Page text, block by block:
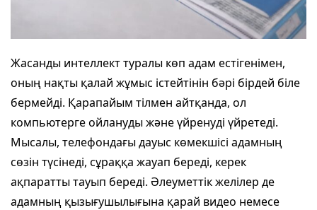
Жасанды интеллект туралы көп адам естігенімен,
оның нақты қалай жұмыс істейтінін бәрі бірдей біле
бермейді. Қарапайым тілмен айтқанда, ол
компьютерге ойлануды және үйренуді үйретеді.
Мысалы, телефондағы дауыс көмекшісі адамның
сөзін түсінеді, сұраққа жауап береді, керек
ақпаратты тауып береді. Әлеуметтік желілер де
адамның қызығушылығына қарай видео немесе